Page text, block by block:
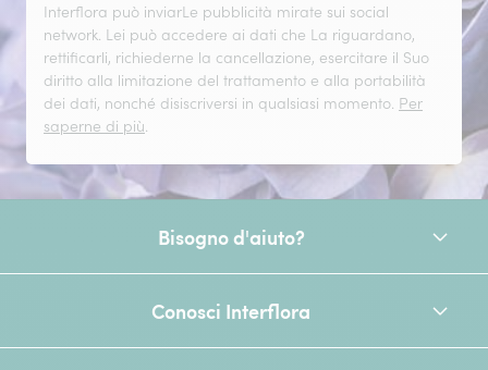
Interflora può inviarLe pubblicità mirate sui social
network. Lei può accedere ai dati che La riguardano,
rettificarli, richiederne la cancellazione, esercitare il Suo
diritto alla limitazione del trattamento e alla portabilità
dei dati, nonché disiscriversi in qualsiasi momento. Per
saperne di più.
Bisogno d'aiuto?
Conosci Interflora